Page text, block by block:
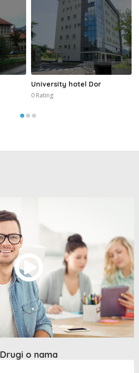
University hotel Dor
0 Rating
Drugi o nama